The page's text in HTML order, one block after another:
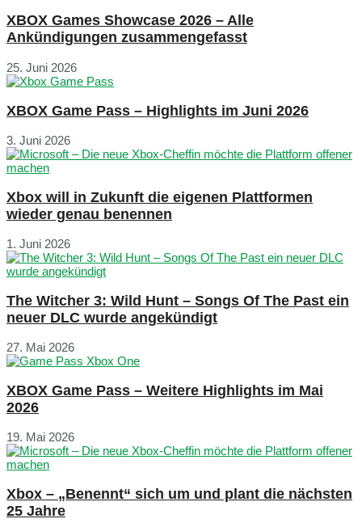
XBOX Games Showcase 2026 – Alle
Ankündigungen zusammengefasst
25. Juni 2026
XBOX Game Pass – Highlights im Juni 2026
3. Juni 2026
Xbox will in Zukunft die eigenen Plattformen
wieder genau benennen
1. Juni 2026
The Witcher 3: Wild Hunt – Songs Of The Past ein
neuer DLC wurde angekündigt
27. Mai 2026
XBOX Game Pass – Weitere Highlights im Mai
2026
19. Mai 2026
Xbox – „Benennt“ sich um und plant die nächsten
25 Jahre